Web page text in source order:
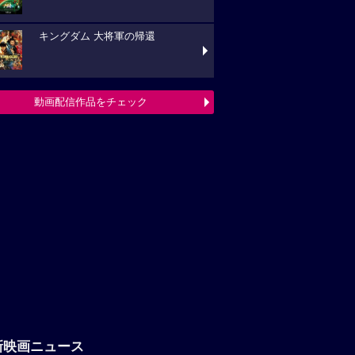
キングダム 大将軍の帰還
動画配信作品をチェック
映画ニュース